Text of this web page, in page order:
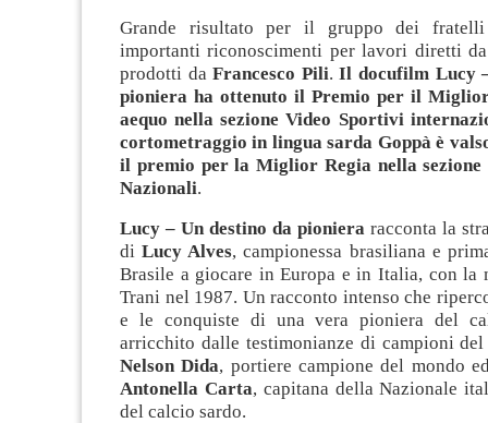
Grande risultato per il gruppo dei
importanti riconoscimenti per lavori diretti
prodotti daFrancesco Pili.Il docufilm Lucy
pioniera ha ottenuto il Premio per il
aequo nella sezione Video Sportivi
cortometraggio in lingua sarda Goppà è
il premio per la Miglior Regia nella
Nazionali.
Lucy – Un destino da pioniera racconta la
diLucy Alves, campionessa brasiliana e
Brasile a giocare in Europa e in Italia, con la
Trani nel 1987. Un racconto intenso che
e le conquiste di una vera pioniera del
arricchito dalle testimonianze di campioni del
Nelson Dida, portiere campione del mondo
Antonella Carta, capitana della Nazionale
del calcio sardo.